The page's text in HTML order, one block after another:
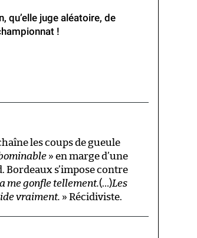
qu’elle juge aléatoire, de
!
les coups de gueule
» en marge d’une
Bordeaux s’impose contre
me gonfle tellement.(…)Les
vraiment. » Récidiviste.